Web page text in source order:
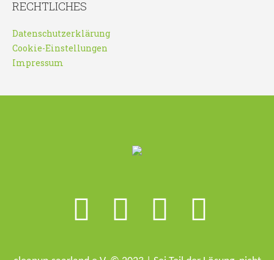
RECHTLICHES
Datenschutzerklärung
Cookie-Einstellungen
Impressum